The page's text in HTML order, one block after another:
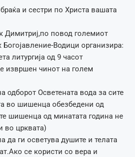
и сестри по Христа вашата
Димитриј,по повод големиот
Богојавление-Водици организира:
литургија од 9 часот
извршен чинот на голем
одборот Осветената вода за сите
во шишенца обезбедени од
шишенца од минатата година не
во црквата)
да ги осветува душите и телата
се користи со вера и